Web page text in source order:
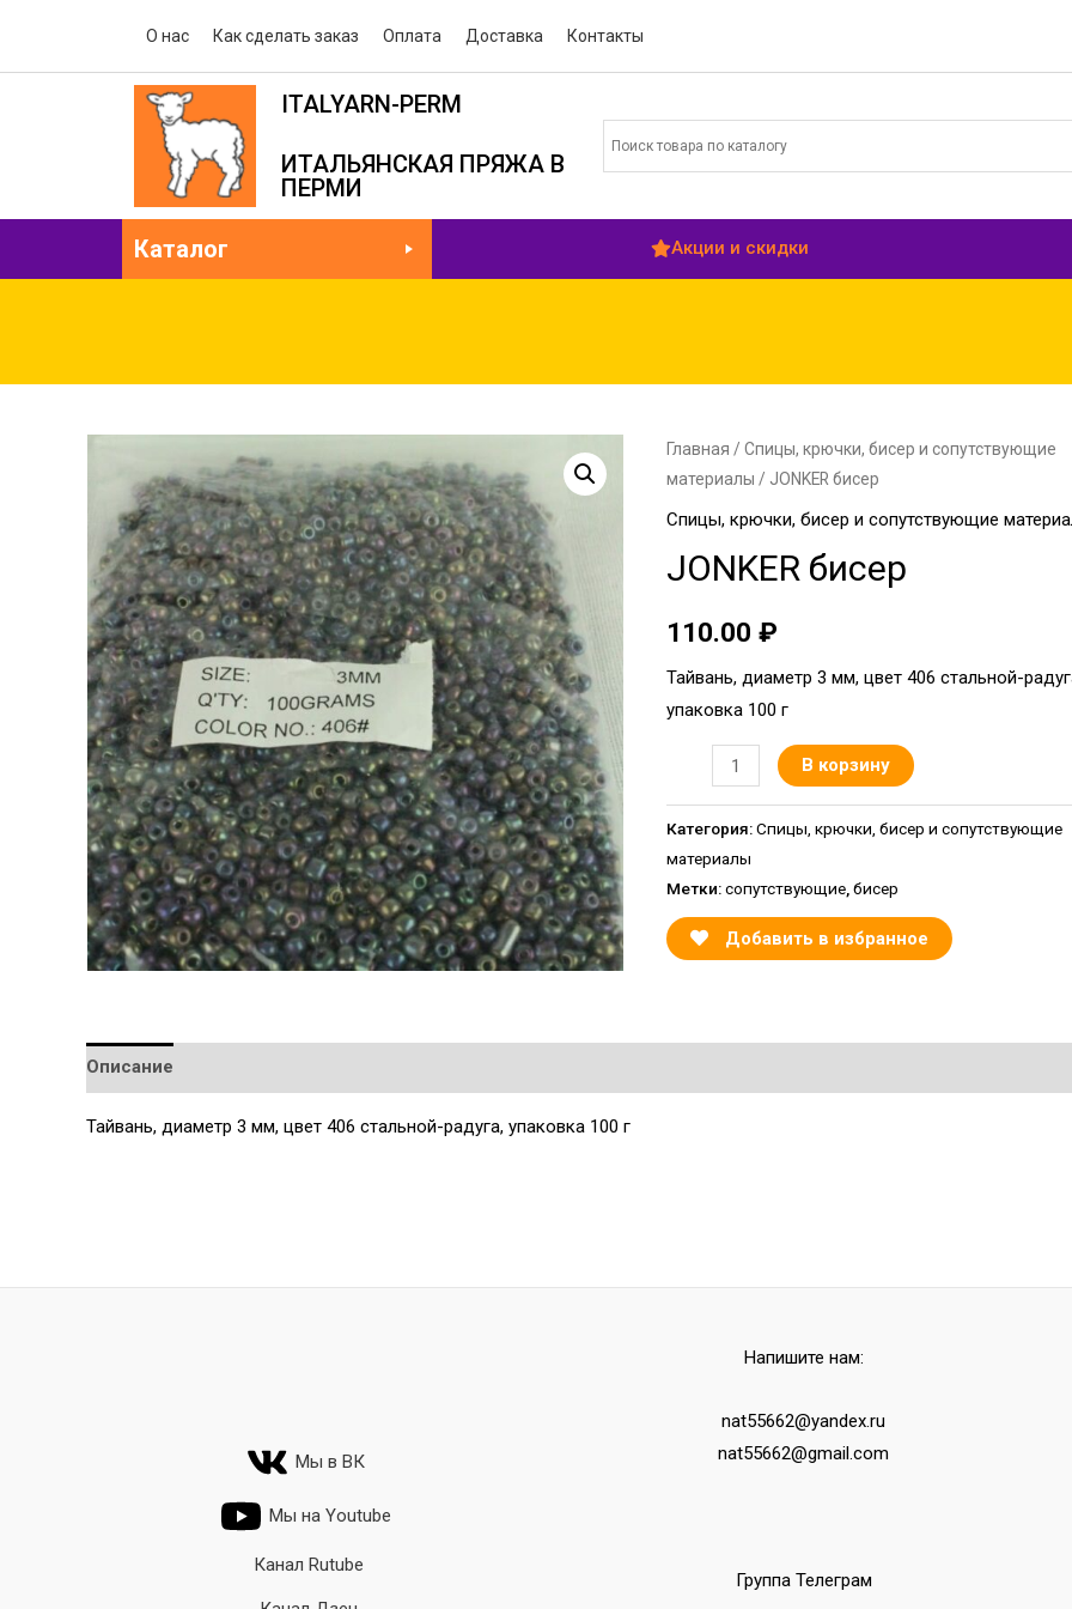
О нас Как сделать заказ Оплата Доставка Контакты
ITALYARN-PERM
ИТАЛЬЯНСКАЯ ПРЯЖА В
ПЕРМИ
Каталог Акции и скидки
Главная /Спицы, крючки, бисер и сопутствующие
материалы / JONKER бисер
Спицы, крючки, бисер и сопутствующие
JONKER бисер
110.00₽
Тайвань, диаметр 3 мм, цвет 406 стальной-
упаковка 100 г
В корзину
Категория:Спицы, крючки, бисер и сопутствующие
материалы
Метки:сопутствующие ,бисер
Добавить в избранное
Описание
Тайвань, диаметр 3 мм, цвет 406 стальной-радуга, упаковка 100 г
Мы в ВК
Мы на Youtube
Канал Rutube
Напишите нам:
nat55662@yandex.ru
nat55662@gmail.com
Группа Телеграм